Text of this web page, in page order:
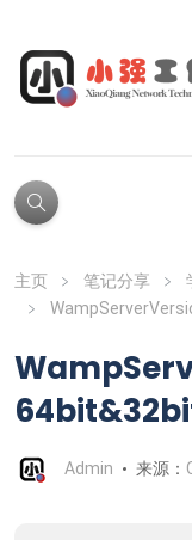
主页 笔记分享
Admin 来源：